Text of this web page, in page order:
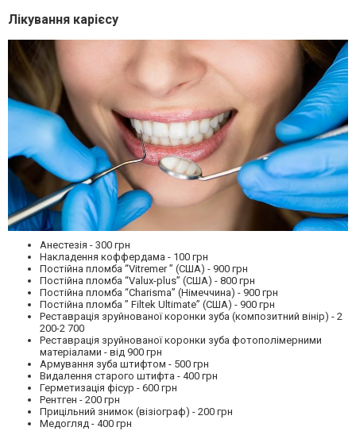
Лікування карієсу
Анестезія - 300 грн
Накладення коффердама - 100 грн
Постійна пломба “Vitremer ” (США) - 900 грн
Постійна пломба “Valux-plus” (США) - 800 грн
Постійна пломба “Charisma” (Німеччина) - 900 грн
Постійна пломба ” Filtek Ultimate” (США) - 900 грн
Реставрація зруйнованої коронки зуба (композитний вінір) - 2
200-2 700
Реставрація зруйнованої коронки зуба фотополімерними
матеріалами - від 900 грн
Армування зуба штифтом - 500 грн
Видалення старого штифта - 400 грн
Герметизація фісур - 600 грн
Рентген - 200 грн
Прицільний знимок (візіограф) - 200 грн
Медогляд - 400 грн